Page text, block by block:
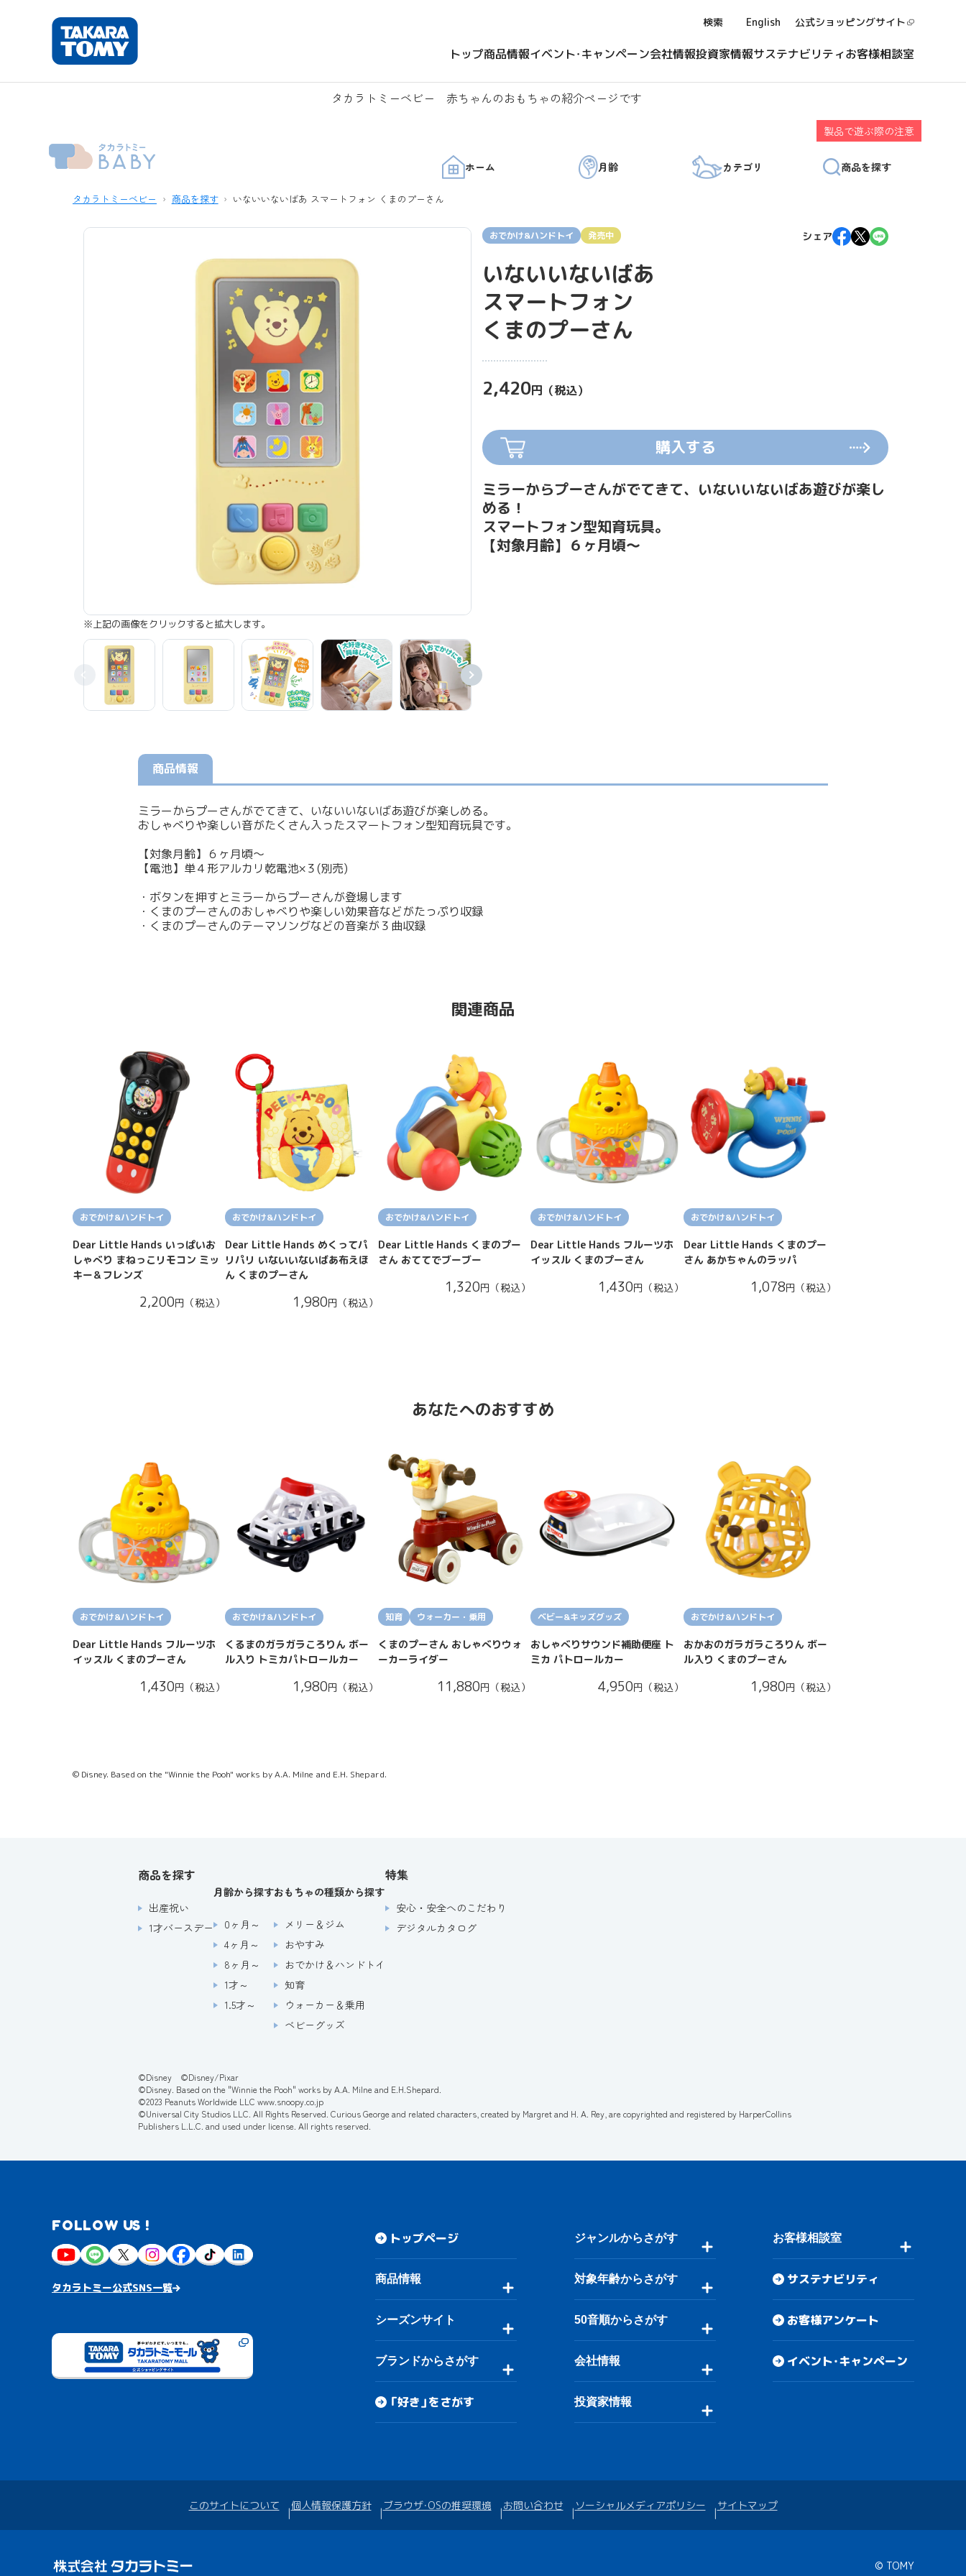
検索 English 公式ショッピングサイト
トップ商品情報イベント・キャンペーン会社情報投資家情報サステナビリティお客様相談室
タカラトミーベビー 赤ちゃんのおもちゃの紹介ページです
製品で遊ぶ際の注意
ホーム 月齢 カテゴリ 商品を探す
タカラトミーベビー 商品を探す いないいないばあ スマートフォン くまのプーさん
※上記の画像をクリックすると拡大します。
おでかけ&ハンドトイ 発売中 シェア
いないいないばあ
スマートフォン
くまのプーさん
2,420円（税込）
購入する
ミラーからプーさんがでてきて、いないいないばあ遊びが楽し
める！
スマートフォン型知育玩具。
【対象月齢】６ヶ月頃～
商品情報
ミラーからプーさんがでてきて、いないいないばあ遊びが楽しめる。
おしゃべりや楽しい音がたくさん入ったスマートフォン型知育玩具です。
【対象月齢】６ヶ月頃～
【電池】単４形アルカリ乾電池×３(別売)
・ボタンを押すとミラーからプーさんが登場します
・くまのプーさんのおしゃべりや楽しい効果音などがたっぷり収録
・くまのプーさんのテーマソングなどの音楽が３曲収録
関連商品
おでかけ&ハンドトイ
Dear Little Hands いっぱいお
しゃべり まねっこリモコン ミッ
キー＆フレンズ
2,200円（税込）
おでかけ&ハンドトイ
Dear Little Hands めくってパ
リパリ いないいないばあ布えほ
ん くまのプーさん
1,980円（税込）
おでかけ&ハンドトイ
Dear Little Hands くまのプー
さん おててでブーブー
1,320円（税込）
おでかけ&ハンドトイ
Dear Little Hands フルーツホ
イッスル くまのプーさん
1,430円（税込）
おでかけ&ハンドトイ
Dear Little Hands くまのプー
さん あかちゃんのラッパ
1,078円（税込）
あなたへのおすすめ
おでかけ&ハンドトイ
Dear Little Hands フルーツホ
イッスル くまのプーさん
1,430円（税込）
おでかけ&ハンドトイ
くるまのガラガラころりん ボー
ル入り トミカパトロールカー
1,980円（税込）
知育 ウォーカー・乗用
くまのプーさん おしゃべりウォ
ーカーライダー
11,880円（税込）
ベビー&キッズグッズ
おしゃべりサウンド補助便座 ト
ミカ パトロールカー
4,950円（税込）
おでかけ&ハンドトイ
おかおのガラガラころりん ボー
ル入り くまのプーさん
1,980円（税込）
© Disney. Based on the "Winnie the Pooh" works by A.A. Milne and E.H. Shepard.
商品を探す
出産祝い
1才バースデー
月齢から探す
0ヶ月～
4ヶ月～
8ヶ月～
1才～
1.5才～
おもちゃの種類から探す
メリー＆ジム
おやすみ
おでかけ＆ハンドトイ
知育
ウォーカー＆乗用
ベビーグッズ
特集
安心・安全へのこだわり
デジタルカタログ
©Disney ©Disney/Pixar
©Disney. Based on the "Winnie the Pooh" works by A.A. Milne and E.H.Shepard.
©2023 Peanuts Worldwide LLC www.snoopy.co.jp
©Universal City Studios LLC. All Rights Reserved. Curious George and related characters, created by Margret and H. A. Rey, are copyrighted and registered by HarperCollins
Publishers L.L.C. and used under license. All rights reserved.
FOLLOW US !
タカラトミー公式SNS一覧
トップページ
商品情報
シーズンサイト
ブランドからさがす
「好き」をさがす
ジャンルからさがす
対象年齢からさがす
50音順からさがす
会社情報
投資家情報
お客様相談室
サステナビリティ
お客様アンケート
イベント・キャンペーン
このサイトについて 個人情報保護方針 ブラウザ・OSの推奨環境 お問い合わせ ソーシャルメディアポリシー サイトマップ
© TOMY